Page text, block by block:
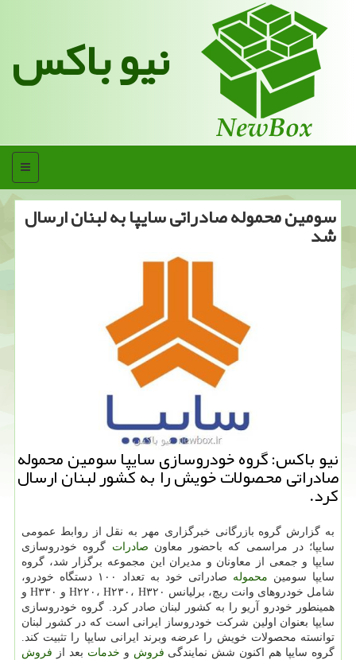
نیو باکس
منو
سومین محموله صادراتی سایپا به لبنان ارسال
شد
نیو باكس: گروه خودروسازی سایپا سومین محموله
صادراتی محصولات خویش را به كشور لبنان ارسال
كرد.
به گزارش گروه بازرگانی خبرگزاری مهر به نقل از روابط عمومی
سایپا؛ در مراسمی كه باحضور معاون صادرات گروه خودروسازی
سایپا و جمعی از معاونان و مدیران این مجموعه برگزار شد، گروه
سایپا سومین محموله
صادراتی خود به تعداد ۱۰۰ دستگاه خودرو،
شامل خودروهای وانت ریچ، برلیانس H۲۲۰، H۲۳۰، H۳۲۰ و H۳۳۰ و
همینطور خودرو آریو را به كشور لبنان صادر كرد. گروه خودروسازی
سایپا بعنوان اولین شركت خودروساز ایرانی است كه در كشور لبنان
توانسته محصولات خویش را عرضه وبرند ایرانی سایپا را تثبیت كند.
گروه سایپا هم اكنون شش نمایندگی فروش و خدمات بعد از فروش